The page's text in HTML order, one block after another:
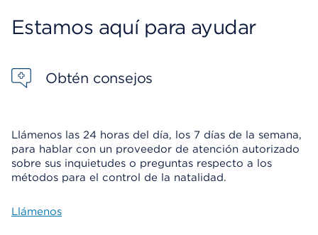
Estamos aquí para ayudar
Obtén consejos
Llámenos las 24 horas del día, los 7 días de la semana,
para hablar con un proveedor de atención autorizado
sobre sus inquietudes o preguntas respecto a los
métodos para el control de la natalidad.
Llámenos